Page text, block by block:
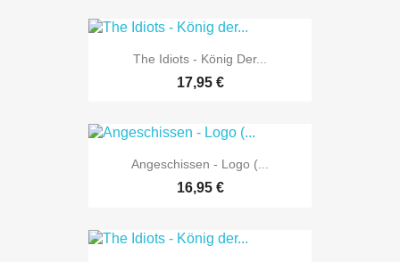
The Idiots - König Der...
17,95 €
Angeschissen - Logo (...
16,95 €